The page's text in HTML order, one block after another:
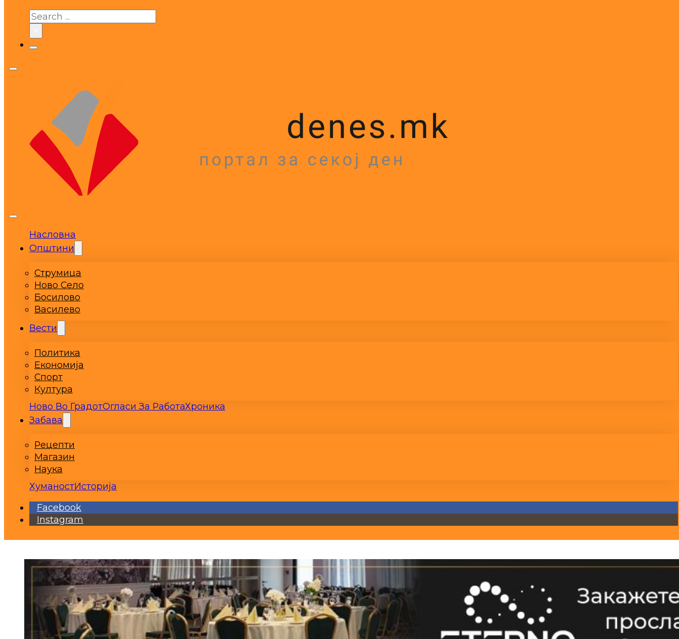
Search
Насловна
Општини
Струмица
Ново Село
Босилово
Василево
Вести
Политика
Економија
Спорт
Култура
Ново Во ГрадотОгласи За РаботаХроника
Забава
Рецепти
Магазин
Наука
ХуманостИсторија
Facebook
Instagram